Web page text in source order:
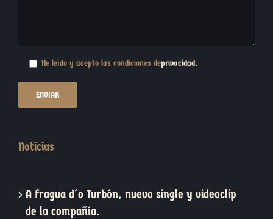
He leído y acepto las condiciones deprivacidad.
Noticias
A fragua d´o Turbón, nuevo single y videoclip
de la compañía.